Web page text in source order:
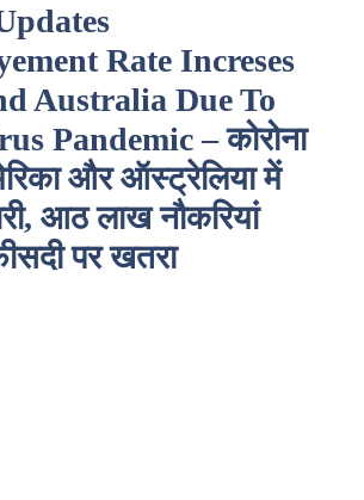
Rate Increses
Australia Due To
Pandemic – कोरोना
और ऑस्ट्रेलिया में
आठ लाख नौकरियां
पर खतरा